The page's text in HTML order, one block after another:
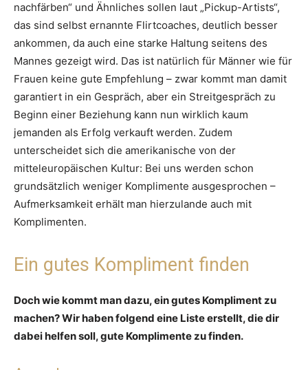
nachfärben“ und Ähnliches sollen laut „Pickup-Artists“,
das sind selbst ernannte Flirtcoaches, deutlich besser
ankommen, da auch eine starke Haltung seitens des
Mannes gezeigt wird. Das ist natürlich für Männer wie für
Frauen keine gute Empfehlung – zwar kommt man damit
garantiert in ein Gespräch, aber ein Streitgespräch zu
Beginn einer Beziehung kann nun wirklich kaum
jemanden als Erfolg verkauft werden. Zudem
unterscheidet sich die amerikanische von der
mitteleuropäischen Kultur: Bei uns werden schon
grundsätzlich weniger Komplimente ausgesprochen –
Aufmerksamkeit erhält man hierzulande auch mit
Komplimenten.
Ein gutes Kompliment finden
Doch wie kommt man dazu, ein gutes Kompliment zu
machen? Wir haben folgend eine Liste erstellt, die dir
dabei helfen soll, gute Komplimente zu finden.